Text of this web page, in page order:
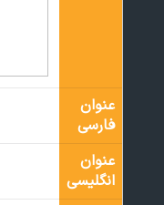
عنوان
فارسی
عنوان
انگلیسی